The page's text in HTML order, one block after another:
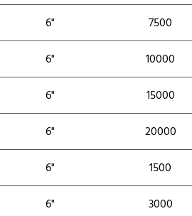
6" 7500
6" 10000
6" 15000
6" 20000
6" 1500
6" 3000